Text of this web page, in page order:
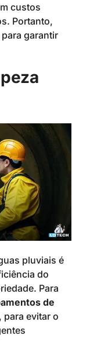
custos
Portanto,
garantir
pluviais é
do
Para
de
para evitar o